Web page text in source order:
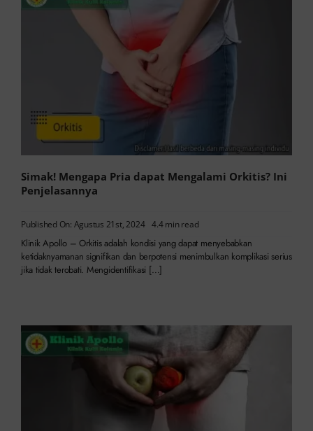
Simak! Mengapa Pria dapat Mengalami Orkitis? Ini
Penjelasannya
Published On: Agustus 21st, 2024 4.4 min read
Klinik Apollo – Orkitis adalah kondisi yang dapat menyebabkan
ketidaknyamanan signifikan dan berpotensi menimbulkan komplikasi serius
jika tidak terobati. Mengidentifikasi […]